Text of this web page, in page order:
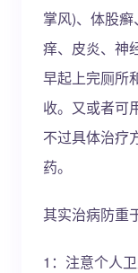
掌风)、体股
痒、皮炎、神
早起上完厕所
收。又或者可
不过具体治疗
药。
其实治病防重
1：注意个人